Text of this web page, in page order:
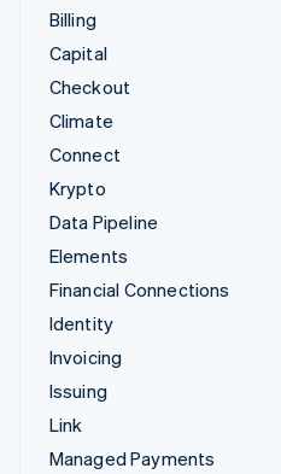
Billing
Capital
Checkout
Climate
Connect
Krypto
Data Pipeline
Elements
Financial Connections
Identity
Invoicing
Issuing
Link
Managed Payments